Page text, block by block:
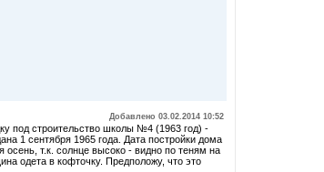
Добавлено 03.02.2014 10:52
под строительство школы №4 (1963 год) -
1 сентября 1965 года. Дата постройки дома
т.к. солнце высоко - видно по теням на
одета в кофточку. Предположу, что это